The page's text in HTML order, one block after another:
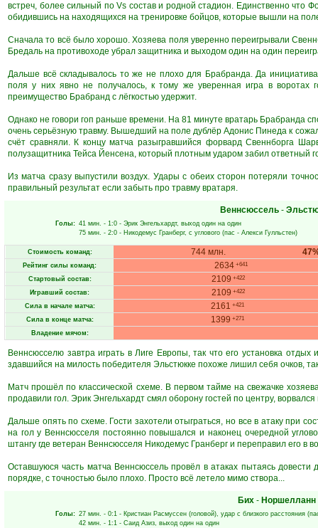
встреч, более сильный по Vs состав и родной стадион. Единственно что
обидившись на находящихся на тренировке бойцов, которые вышли на
Сначала то всё было хорошо. Хозяева поля уверенно переигрывали
Бредаль на противоходе убрал защитника и выходом один на один
Дальше всё складывалось то же не плохо для Брабранда. Да
поля у них явно не получалось, к тому же уверенная игра в воротах
преимущество Брабранд с лёгкостью удержит.
Однако не говори гоп раньше времени. На 81 минуте вратарь Брабранда
очень серьёзную травму. Вышедший на поле дублёр Адонис Пинеда к
счёт сравняли. К концу матча разыгравшийся форвард Свеннборга
полузащитника Тейса Йенсена, который плотным ударом забил ответный
Из матча сразу выпустили воздух. Удары с обеих сторон потеряли
правильный результат если забыть про травму вратаря.
Веннсюссель -
Голы: 41 мин. - 1:0 - Эрик Энгельхардт, выход один на один
75 мин. - 2:0 - Никодемус Гранберг, с углового (пас - Алекси Гулльстен)
Стоимость команд: 744 млн.
Рейтинг силы команд: 2634 +641
Стартовый состав: 2109 +422
Игравший состав: 2109 +422
Сила в начале матча: 2161 +421
Сила в конце матча: 1399 +271
Владение мячом:
Веннсюсселю завтра играть в Лиге Европы, так что его установка
здавшийся на милость победителя Эльстюкке похоже лишил себя очков,
Матч прошёл по классической схеме. В первом тайме на свежачке
продавили гол. Эрик Энгельхардт смял оборону гостей по центру,
Дальше опять по схеме. Гости захотели отыграться, но все в атаку при
на гол у Веннсюсселя постоянно повышался и наконец очередной
штангу где ветеран Веннсюсселя Никодемус Гранберг и переправил его в
Оставшуюся часть матча Веннсюссель провёл в атаках пытаясь
порядке, с точностью было плохо. Просто всё летело мимо створа...
Бих- Норшелланн
Голы: 27 мин. - 0:1 - Кристиан Расмуссен (головой), удар с близкого расстояния
42 мин. - 1:1 - Саид Азиз, выход один на один